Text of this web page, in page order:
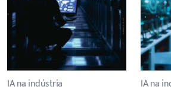
IA na indústria IA na